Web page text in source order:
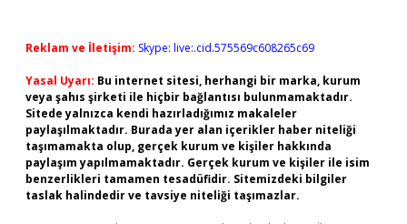
Reklam ve İletişim: Skype: live:.cid.575569c608265c69
Yasal Uyarı: Bu internet sitesi, herhangi bir marka, kurum
veya şahıs şirketi ile hiçbir bağlantısı bulunmamaktadır.
Sitede yalnızca kendi hazırladığımız makaleler
paylaşılmaktadır. Burada yer alan içerikler haber niteliği
taşımamakta olup, gerçek kurum ve kişiler hakkında
paylaşım yapılmamaktadır. Gerçek kurum ve kişiler ile isim
benzerlikleri tamamen tesadüfidir. Sitemizdeki bilgiler
taslak halindedir ve tavsiye niteliği taşımazlar.